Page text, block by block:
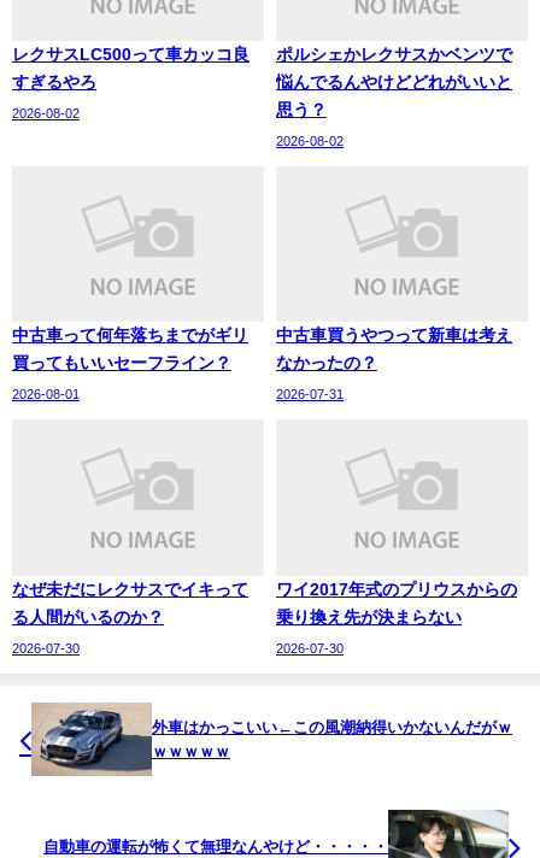
レクサスLC500って車カッコ良
すぎるやろ
2026-08-02
ポルシェかレクサスかベンツで
悩んでるんやけどどれがいいと
思う？
2026-08-02
中古車って何年落ちまでがギリ
買ってもいいセーフライン？
2026-08-01
中古車買うやつって新車は考え
なかったの？
2026-07-31
なぜ未だにレクサスでイキって
る人間がいるのか？
2026-07-30
ワイ2017年式のプリウスからの
乗り換え先が決まらない
2026-07-30
外車はかっこいい←この風潮納得いかないんだがｗ
ｗｗｗｗｗ
自動車の運転が怖くて無理なんやけど・・・・・